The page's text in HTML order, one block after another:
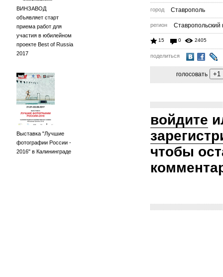
ВИНЗАВОД
объявляет старт
приема работ для
участия в юбилейном
проекте Best of Russia
2017
Выставка "Лучшие
фотографии России -
2016" в Калининграде
город Ставрополь
регион Ставропольский
15 0 2405
поделиться
голосовать
войдите
чтобы